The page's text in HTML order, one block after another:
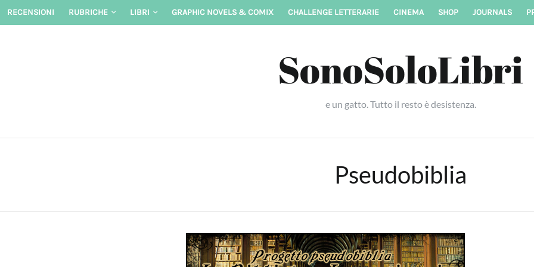
Skip
RECENSIONI RUBRICHE LIBRI GRAPHIC NOVELS & COMIX CHALLENGE LETTERARIE CINEMA SHOP JOURNALS
SonoSoloLibri
e un gatto. Tutto il resto è desistenza.
Pseudobiblia